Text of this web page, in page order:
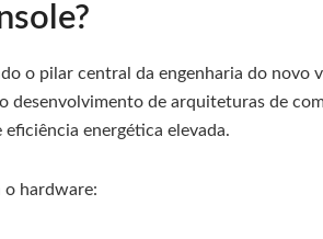
o pilar central da engenharia do novo
desenvolvimento de arquiteturas de
energética elevada.
o hardware: